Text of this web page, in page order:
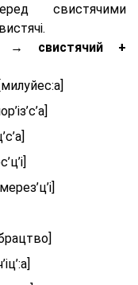
свистячими
→ свистячий +